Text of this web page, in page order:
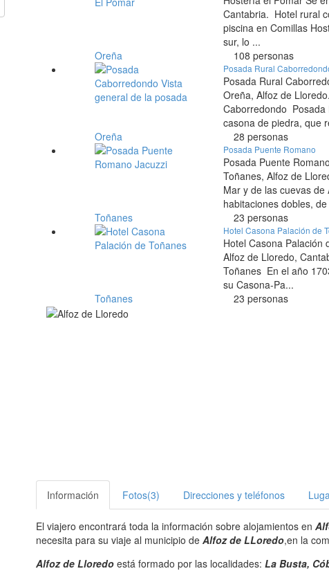
Cantabria. Hotel rural
piscina en Comillas
sur, lo ...
Oreña 108 personas
Posada Rural
Posada Rural
Oreña, Alfoz de
Caborredondo Posada
casona de piedra, que
Oreña 28 personas
Posada Puente Romano
Posada Puente
Toñanes, Alfoz de
Mar y de las cuevas
habitaciones dobles,
Toñanes 23 personas
Hotel Casona Palación de
Hotel Casona Palación
Alfoz de Lloredo,
Toñanes En el año
su Casona-Pa...
Toñanes 23 personas
Información Fotos(3) Direcciones y teléfonos
El viajero encontrará toda la información sobre alojamientos en
necesita para su viaje al municipio de Alfoz de LLoredo,en la
Alfoz de Lloredoestá formado por las localidades: La Busta,